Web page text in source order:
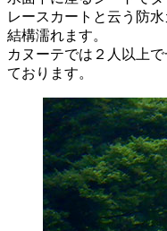
レースカートと云う防
結構濡れます。
カヌーテでは２人以上
ております。